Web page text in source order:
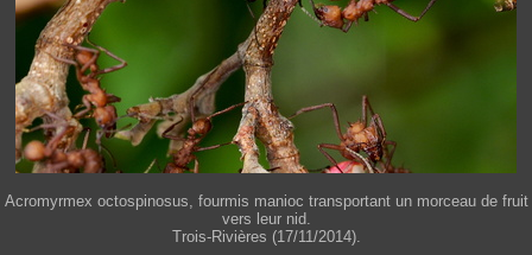
Acromyrmex octospinosus, fourmis manioc transportant un morceau de fruit
vers leur nid.
Trois-Rivières (17/11/2014).